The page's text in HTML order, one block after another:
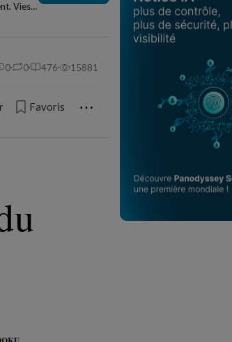
Vies
0 0 476 15881
Favoris ⋯